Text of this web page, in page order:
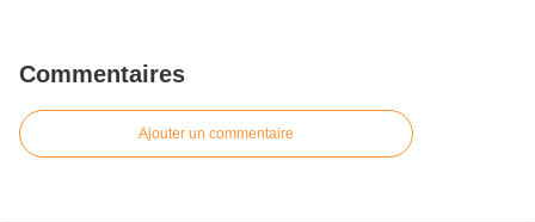
Commentaires
Ajouter un commentaire